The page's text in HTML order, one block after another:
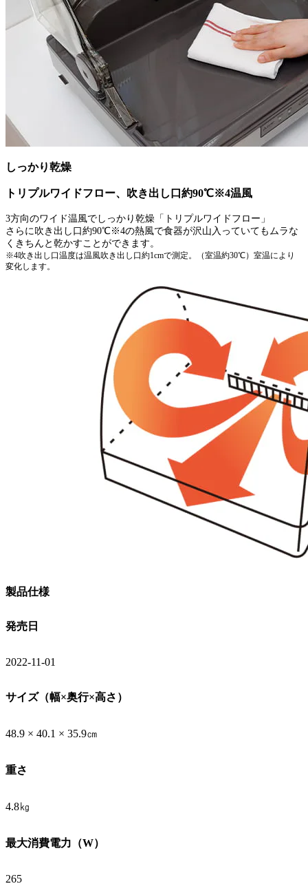
しっかり乾燥
トリプルワイドフロー、吹き出し口約90℃※4温風
3方向のワイド温風でしっかり乾燥「トリプルワイドフロー」
さらに吹き出し口約90℃※4の熱風で食器が沢山入っていてもムラな
くきちんと乾かすことができます。
※4吹き出し口温度は温風吹き出し口約1cmで測定。（室温約30℃）室温により
変化します。
製品仕様
発売日
2022-11-01
サイズ（幅×奥行×高さ）
48.9 × 40.1 × 35.9㎝
重さ
4.8㎏
最大消費電力（W）
265